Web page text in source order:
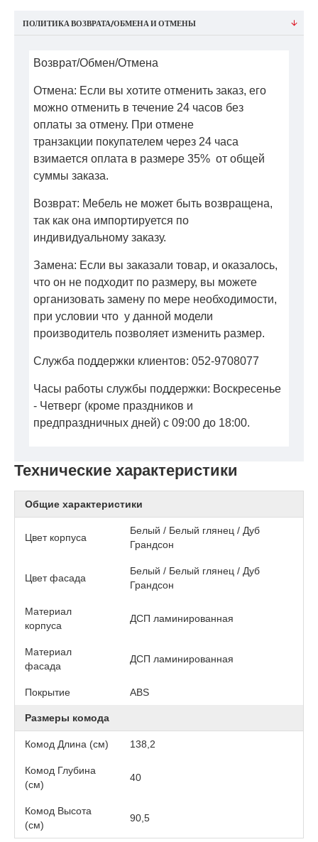
Технические характеристики
Общие характеристики
Цвет корпуса
Белый / Белый глянец / Дуб
Грандсон
Цвет фасада
Белый / Белый глянец / Дуб
Грандсон
Материал
корпуса
ДСП ламинированная
Материал
фасада
ДСП ламинированная
Покрытие АВS
Размеры комода
Комод Длина (см) 138,2
Комод Глубина
(см)
40
Комод Высота
(см)
90,5
ПОЛИТИКА ВОЗВРАТА/ОБМЕНА И ОТМЕНЫ
Возврат/Обмен/Отмена
Отмена: Если вы хотите отменить заказ, его
можно отменить в течение 24 часов без
оплаты за отмену. При отмене
транзакции покупателем через 24 часа
взимается оплата в размере 35% от общей
суммы заказа.
Возврат: Мебель не может быть возвращена,
так как она импортируется по
индивидуальному заказу.
Замена: Если вы заказали товар, и оказалось,
что он не подходит по размеру, вы можете
организовать замену по мере необходимости,
при условии что у данной модели
производитель позволяет изменить размер.
Служба поддержки клиентов: 052-9708077
Часы работы службы поддержки: Воскресенье
- Четверг (кроме праздников и
предпраздничных дней) с 09:00 до 18:00.